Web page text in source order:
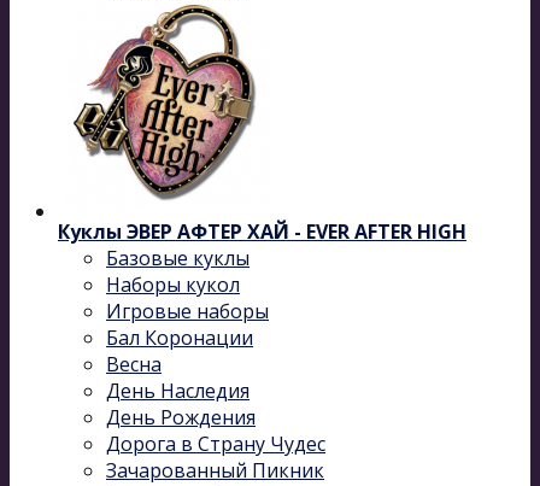
Куклы ЭВЕР АФТЕР ХАЙ - EVER AFTER HIGH
Базовые куклы
Наборы кукол
Игровые наборы
Бал Коронации
Весна
День Наследия
День Рождения
Дорога в Страну Чудес
Зачарованный Пикник